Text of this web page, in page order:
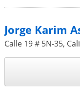
Jorge Karim
Calle 19 # 5N-35, Cali